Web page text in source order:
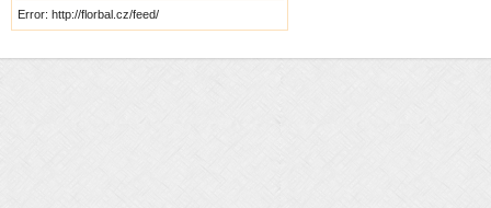
Error: http://florbal.cz/feed/